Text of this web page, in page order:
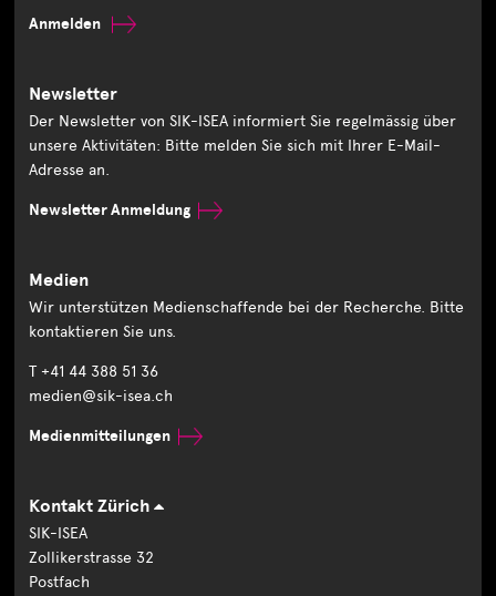
Anmelden
Newsletter
Der Newsletter von SIK-ISEA informiert Sie regelmässig über
unsere Aktivitäten: Bitte melden Sie sich mit Ihrer E-Mail-
Adresse an.
Newsletter Anmeldung
Medien
Wir unterstützen Medienschaffende bei der Recherche. Bitte
kontaktieren Sie uns.
T +41 44 388 51 36
medien@sik-isea.ch
Medienmitteilungen
Kontakt Zürich
SIK-ISEA
Zollikerstrasse 32
Postfach